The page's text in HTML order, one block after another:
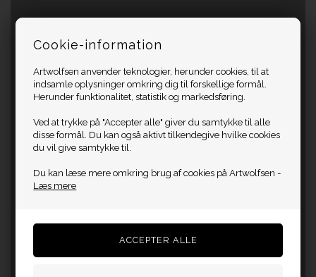
Cookie-information
Artwolfsen anvender teknologier, herunder cookies, til at
indsamle oplysninger omkring dig til forskellige formål.
Herunder funktionalitet, statistik og markedsføring.
Ved at trykke på "Accepter alle" giver du samtykke til alle
disse formål. Du kan også aktivt tilkendegive hvilke cookies
du vil give samtykke til.
Du kan læse mere omkring brug af cookies på Artwolfsen -
Læs mere